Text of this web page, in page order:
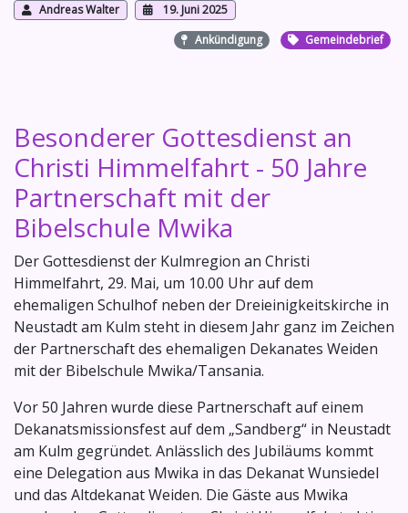
Andreas Walter
19. Juni 2025
Ankündigung
Gemeindebrief
Besonderer Gottesdienst an
Christi Himmelfahrt - 50 Jahre
Partnerschaft mit der
Bibelschule Mwika
Der Gottesdienst der Kulmregion an Christi
Himmelfahrt, 29. Mai, um 10.00 Uhr auf dem
ehemaligen Schulhof neben der Dreieinigkeitskirche in
Neustadt am Kulm steht in diesem Jahr ganz im Zeichen
der Partnerschaft des ehemaligen Dekanates Weiden
mit der Bibelschule Mwika/Tansania.
Vor 50 Jahren wurde diese Partnerschaft auf einem
Dekanatsmissionsfest auf dem „Sandberg“ in Neustadt
am Kulm gegründet. Anlässlich des Jubiläums kommt
eine Delegation aus Mwika in das Dekanat Wunsiedel
und das Altdekanat Weiden. Die Gäste aus Mwika